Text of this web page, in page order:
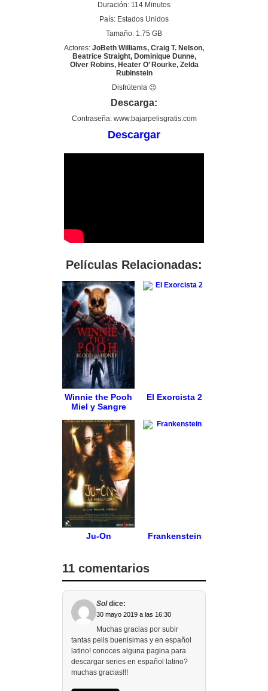
Duración: 114 Minutos
País: Estados Unidos
Tamaño: 1.75 GB
Actores: JoBeth Williams, Craig T. Nelson,
Beatrice Straight, Dominique Dunne,
Olver Robins, Heater O’ Rourke, Zelda
Rubinstein
Disfrútenla 😉
Descarga:
Contraseña: www.bajarpelisgratis.com
Descargar
Películas Relacionadas:
Winnie the Pooh
Miel y Sangre
El Exorcista 2
Ju-On Frankenstein
11 comentarios
Sol dice:
30 mayo 2019 a las 16:30
Muchas gracias por subir
tantas pelis buenisimas y en español
latino! conoces alguna pagina para
descargar series en español latino?
muchas gracias!!!